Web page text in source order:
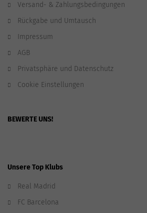
Versand- & Zahlungsbedingungen
Rückgabe und Umtausch
Impressum
AGB
Privatsphäre und Datenschutz
Cookie Einstellungen
BEWERTE UNS!
Unsere Top Klubs
Real Madrid
FC Barcelona